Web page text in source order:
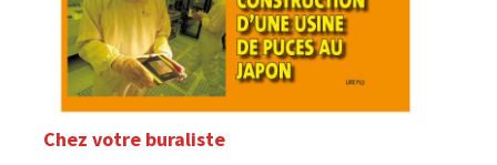
Chez votre buraliste